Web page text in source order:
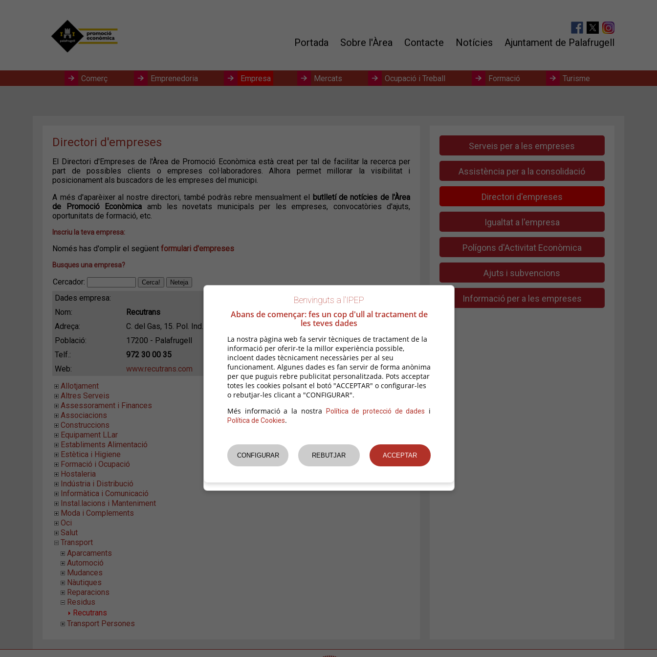
Portada Sobre l'Àrea Contacte Notícies Ajuntament de Palafrugell
Comerç Emprenedoria Empresa Mercats Ocupació i Treball Formació Turisme
Directori d'empreses
El Directori d'Empreses de l'Àrea de Promoció Econòmica està creat per tal de facilitar la recerca per
part de possibles clients o empreses col·laboradores. Alhora permet millorar la visibilitat i
posicionament als buscadors de les empreses del municipi.
A més d'aparèixer al nostre directori, també podràs rebre mensualment el butlletí de notícies de l'Àrea
de Promoció Econòmica amb les novetats municipals per les empreses, convocatòries d'ajuts,
oportunitats de formació, etc.
Inscriu la teva empresa:
Només has d'omplir el següent formulari d'empreses
Busques una empresa?
Cercador:
Dades empresa:
Nom:
Recutrans
Adreça:
C. del Gas, 15. Pol. Ind. Les Brugueres
Població:
17200 - Palafrugell
Telf.:
972 30 00 35
Web:
www.recutrans.com
Allotjament
Altres Serveis
Assessorament i Finances
Associacions
Construccions
Equipament LLar
Establiments Alimentació
Estètica i Higiene
Formació i Ocupació
Hostaleria
Indústria i Distribució
Informàtica i Comunicació
Instal.lacions i Manteniment
Moda i Complements
Oci
Salut
Transport
Aparcaments
Automoció
Mudances
Nàutiques
Reparacions
Residus
Recutrans
Transport Persones
Serveis per a les empreses
Assistència per a la consolidació
Directori d'empreses
Igualtat a l'empresa
Polígons d'Activitat Econòmica
Ajuts i subvencions
Informació per a les empreses
Benvinguts a l'IPEP
Abans de començar: fes un cop d'ull al tractament de
les teves dades
La nostra pàgina web fa servir tècniques de tractament de la
informació per oferir-te la millor experiència possible,
incloent dades tècnicament necessàries per al seu
funcionament. Algunes dades es fan servir de forma anònima
per que puguis rebre publicitat personalitzada. Pots acceptar
totes les cookies polsant el botó "ACCEPTAR" o configurar-les
o rebutjar-les clicant a "CONFIGURAR".
Més informació a la nostra
Política de protecció de dades i
Política de Cookies.